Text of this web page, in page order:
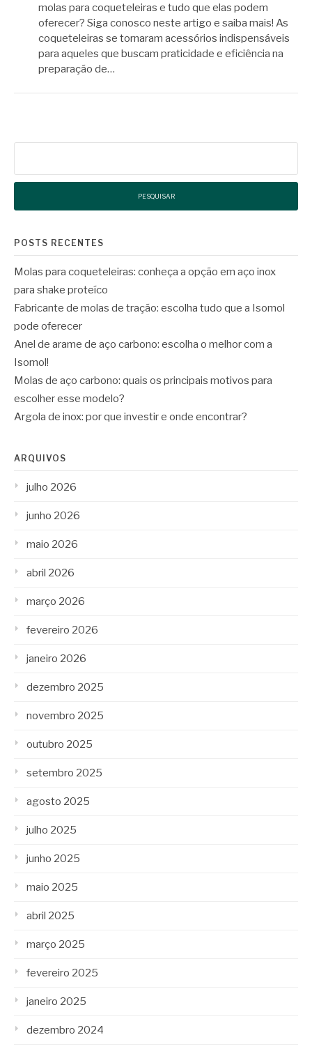
molas para coqueteleiras e tudo que elas podem
oferecer? Siga conosco neste artigo e saiba mais! As
coqueteleiras se tornaram acessórios indispensáveis
para aqueles que buscam praticidade e eficiência na
preparação de…
POSTS RECENTES
Molas para coqueteleiras: conheça a opção em aço inox
para shake proteíco
Fabricante de molas de tração: escolha tudo que a Isomol
pode oferecer
Anel de arame de aço carbono: escolha o melhor com a
Isomol!
Molas de aço carbono: quais os principais motivos para
escolher esse modelo?
Argola de inox: por que investir e onde encontrar?
ARQUIVOS
julho 2026
junho 2026
maio 2026
abril 2026
março 2026
fevereiro 2026
janeiro 2026
dezembro 2025
novembro 2025
outubro 2025
setembro 2025
agosto 2025
julho 2025
junho 2025
maio 2025
abril 2025
março 2025
fevereiro 2025
janeiro 2025
dezembro 2024